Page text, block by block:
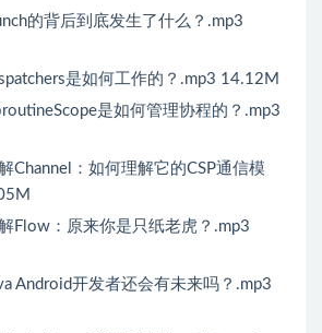
的背后到底发生了什么？.mp3
是如何工作的？.mp3 14.12M
是如何管理协程的？.mp3
Channel：如何理解它的CSP通信模
Flow：原来你是只纸老虎？.mp3
Android开发者还会有未来吗？.mp3